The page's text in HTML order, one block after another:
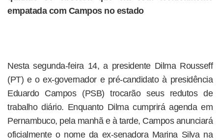
empatada com Campos no estado
Nesta segunda-feira 14, a presidente Dilma Rousseff
(PT) e o ex-governador e pré-candidato à presidência
Eduardo Campos (PSB) trocarão seus redutos de
trabalho diário. Enquanto Dilma cumprirá agenda em
Pernambuco, pela manhã e à tarde, Campos anunciará
oficialmente o nome da ex-senadora Marina Silva na